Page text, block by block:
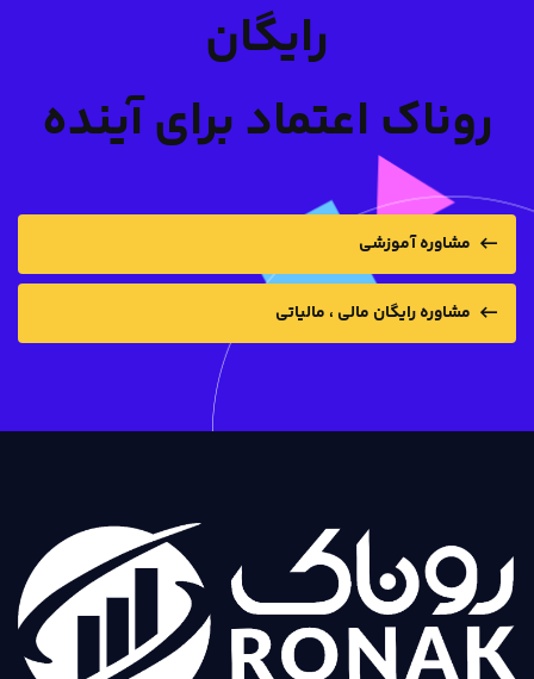
رایگان
روناک اعتماد برای آینده
مشاوره آموزشی
مشاوره رایگان مالی ، مالیاتی